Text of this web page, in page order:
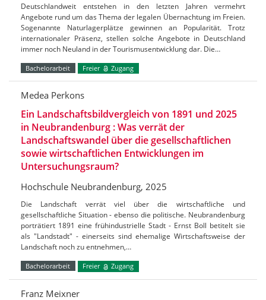
Deutschlandweit entstehen in den letzten Jahren vermehrt
Angebote rund um das Thema der legalen Übernachtung im Freien.
Sogenannte Naturlagerplätze gewinnen an Popularität. Trotz
internationaler Präsenz, stellen solche Angebote in Deutschland
immer noch Neuland in der Tourismusentwicklung dar. Die…
Bachelorarbeit Freier Zugang
Medea Perkons
Ein Landschaftsbildvergleich von 1891 und 2025
in Neubrandenburg : Was verrät der
Landschaftswandel über die gesellschaftlichen
sowie wirtschaftlichen Entwicklungen im
Untersuchungsraum?
Hochschule Neubrandenburg, 2025
Die Landschaft verrät viel über die wirtschaftliche und
gesellschaftliche Situation - ebenso die politische. Neubrandenburg
porträtiert 1891 eine frühindustrielle Stadt - Ernst Boll betitelt sie
als "Landstadt" - einerseits sind ehemalige Wirtschaftsweise der
Landschaft noch zu entnehmen,…
Bachelorarbeit Freier Zugang
Franz Meixner